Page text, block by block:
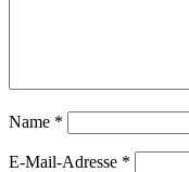
Name *
E-Mail-Adresse *